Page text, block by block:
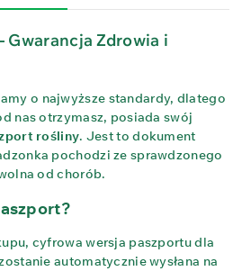
Gwarancja Zdrowia i
o najwyższe standardy, dlatego
nas otrzymasz, posiada swój
rośliny. Jest to dokument
pochodzi ze sprawdzonego
od chorób.
cyfrowa wersja paszportu dla
automatycznie wysłana na